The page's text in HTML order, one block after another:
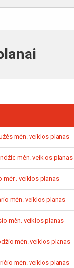
mėn. veiklos planas
mėn. veiklos planas
mėn. veiklos planas
mėn. veiklos planas
mėn. veiklos planas
mėn. veiklos planas
mėn. veiklos planas